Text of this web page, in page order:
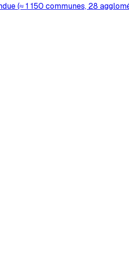
(≈ 1 150 communes, 28